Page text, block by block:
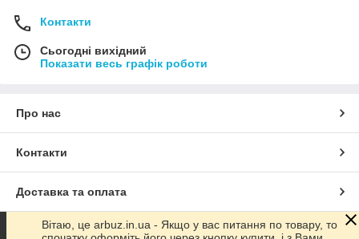
Контакти
Сьогодні вихідний
Показати весь графік роботи
Про нас
Контакти
Доставка та оплата
Графік роботи
Вітаю, це arbuz.in.ua - Якщо у вас питання по товару, то